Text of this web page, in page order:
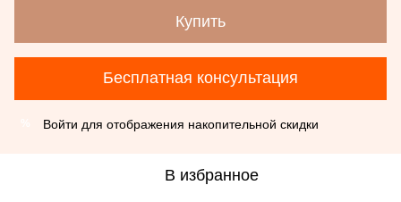
Купить
Бесплатная консультация
Войти для отображения накопительной скидки
В избранное